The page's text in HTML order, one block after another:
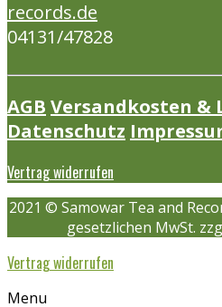
records.de
04131/47828
AGB Versandkosten &
Datenschutz
Vertrag widerrufen
2021 © Samowar Tea and
gesetzlichen MwSt.
Vertrag widerrufen
Menu